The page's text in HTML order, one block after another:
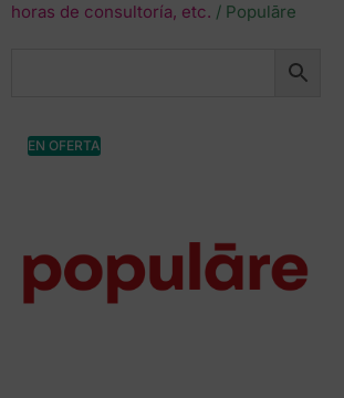
horas de consultoría, etc. / Populāre
EN OFERTA